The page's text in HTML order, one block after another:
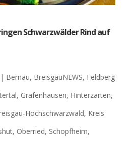
Schwarzwälder Rind auf
| Bernau, BreisgauNEWS, Feldberg
, Grafenhausen, Hinterzarten,
Hochschwarzwald, Kreis
, Oberried, Schopfheim,